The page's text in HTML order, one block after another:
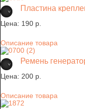
Пластина
Цена: 190 p.
Описание товара
Ремень
Цена: 200 p.
Описание товара